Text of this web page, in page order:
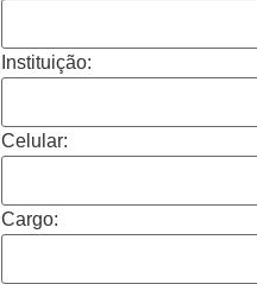
Instituição:
Celular:
Cargo: